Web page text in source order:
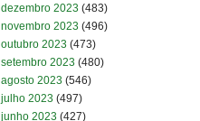
dezembro 2023 (483)
novembro 2023 (496)
outubro 2023 (473)
setembro 2023 (480)
agosto 2023 (546)
julho 2023 (497)
junho 2023 (427)